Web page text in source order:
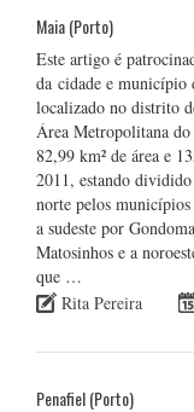
Maia (Porto)
Este artigo é
da cidade e
localizado no distrito
Área Metropolitana
82,99 km² de área e
2011, estando
norte pelos
a sudeste por
Matosinhos e a
que …
Rita Pereira
Penafiel (Porto)